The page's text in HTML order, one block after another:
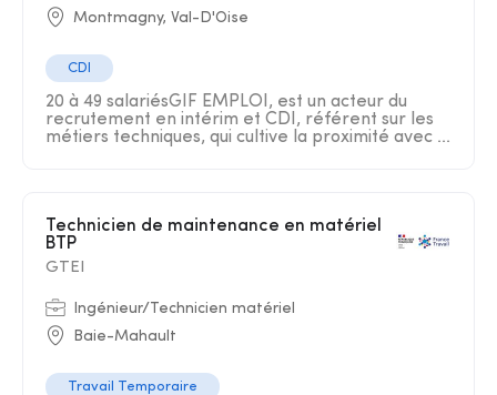
Montmagny, Val-D'Oise
CDI
20 à 49 salariésGIF EMPLOI, est un acteur du
recrutement en intérim et CDI, référent sur les
métiers techniques, qui cultive la proximité avec ...
BTP
GTEI
Ingénieur/Technicien matériel
Baie-Mahault
Travail Temporaire